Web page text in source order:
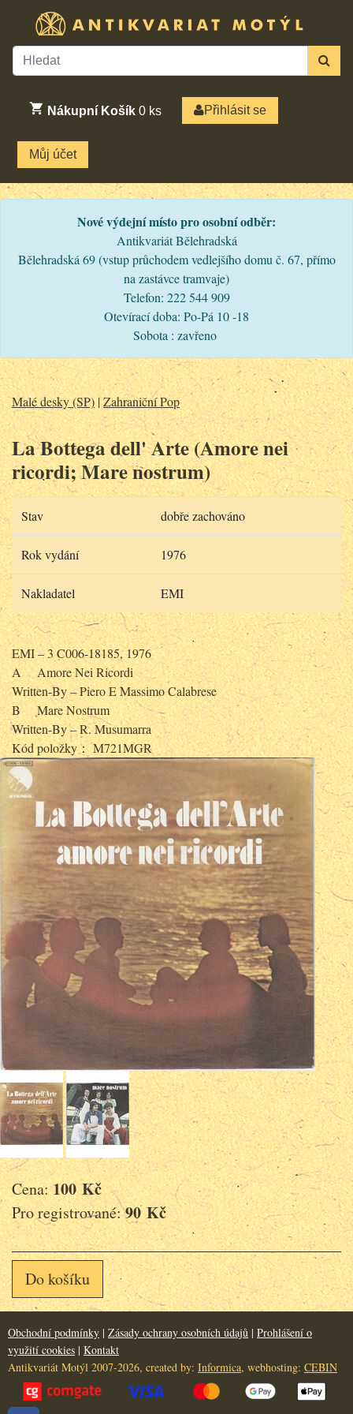
Nákupní Košík 0 ks Přihlásit se
Můj účet
Nové výdejní místo pro osobní odběr:
Antikvariát Bělehradská
Bělehradská 69 (vstup průchodem vedlejšího domu č. 67, přímo
na zastávce tramvaje)
Telefon: 222 544 909
Otevírací doba: Po-Pá 10 -18
Sobota : zavřeno
Malé desky (SP)|Zahraniční Pop
La Bottega dell' Arte (Amore nei
ricordi; Mare nostrum)
Stav dobře zachováno
Rok vydání 1976
Nakladatel EMI
EMI – 3 C006-18185, 1976
A
Amore Nei Ricordi
Written-By – Piero E Massimo Calabrese
B
Mare Nostrum
Written-By – R. Musumarra
Kód položky： M721MGR
Cena:100 Kč
Pro registrované:90 Kč
Do košíku
Obchodní podmínky | Zásady ochrany osobních údajů | Prohlášení o
využití cookies | Kontakt
Antikvariát Motýl 2007-2026, created by: Informica, webhosting: CEBIN